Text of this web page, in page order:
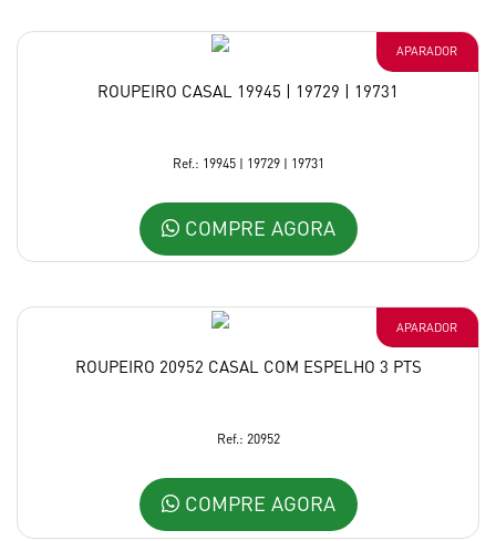
APARADOR
ROUPEIRO CASAL 19945 | 19729 | 19731
Ref.: 19945 | 19729 | 19731
COMPRE AGORA
APARADOR
ROUPEIRO 20952 CASAL COM ESPELHO 3 PTS
Ref.: 20952
COMPRE AGORA